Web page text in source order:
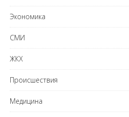
Экономика
СМИ
ЖКХ
Происшествия
Медицина